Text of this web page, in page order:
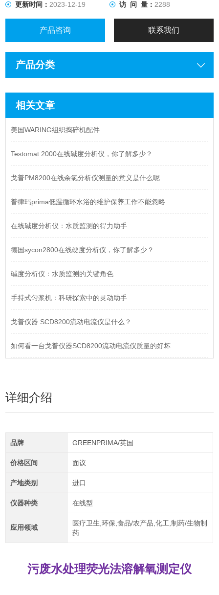
更新时间：2023-12-19 访 问 量： 2288
产品咨询 联系我们
产品分类
相关文章
美国WARING组织捣碎机配件
Testomat 2000在线碱度分析仪，你了解多少？
戈普PM8200在线余氯分析仪测量的意义是什么呢
普律玛prima低温循环水浴的维护保养工作不能忽略
在线碱度分析仪：水质监测的得力助手
德国sycon2800在线硬度分析仪，你了解多少？
碱度分析仪：水质监测的关键角色
手持式匀浆机：科研探索中的灵动助手
戈普仪器 SCD8200流动电流仪是什么？
如何看一台戈普仪器SCD8200流动电流仪质量的好坏
详细介绍
品牌 GREENPRIMA/英国
价格区间 面议
产地类别 进口
仪器种类 在线型
应用领域
医疗卫生,环保,食品/农产品,化工,制药/生物制
药
污废水处理荧光法溶解氧测定仪